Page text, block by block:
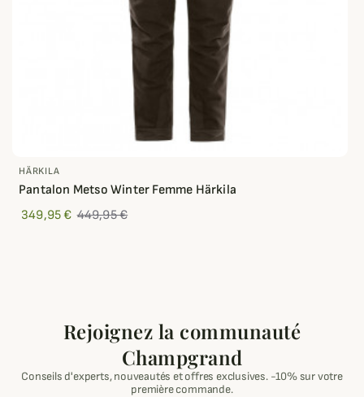
HÄRKILA
Pantalon Metso Winter Femme Härkila
349,95 € 449,95 €
Rejoignez la communauté
Champgrand
Conseils d'experts, nouveautés et offres exclusives. -10% sur votre
première commande.